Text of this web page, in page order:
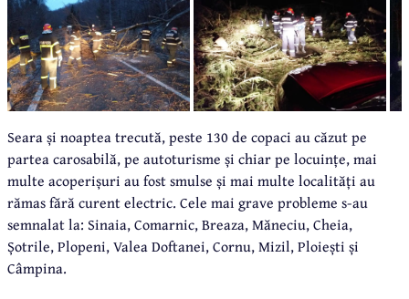
Seara și noaptea trecută, peste 130 de copaci au căzut pe
partea carosabilă, pe autoturisme și chiar pe locuințe, mai
multe acoperișuri au fost smulse și mai multe localități au
rămas fără curent electric. Cele mai grave probleme s-au
semnalat la: Sinaia, Comarnic, Breaza, Măneciu, Cheia,
Șotrile, Plopeni, Valea Doftanei, Cornu, Mizil, Ploiești și
Câmpina.